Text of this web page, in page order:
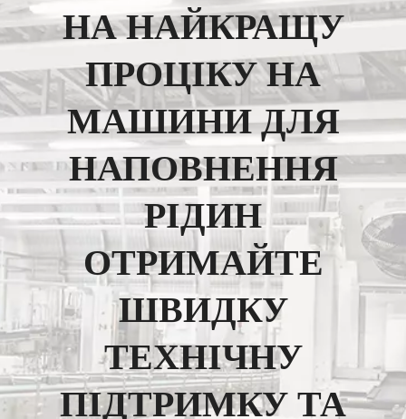
НА НАЙКРАЩУ
ПРОЦІКУ НА
МАШИНИ ДЛЯ
НАПОВНЕННЯ
РІДИН
ОТРИМАЙТЕ
ШВИДКУ
ТЕХНІЧНУ
ПІДТРИМКУ ТА